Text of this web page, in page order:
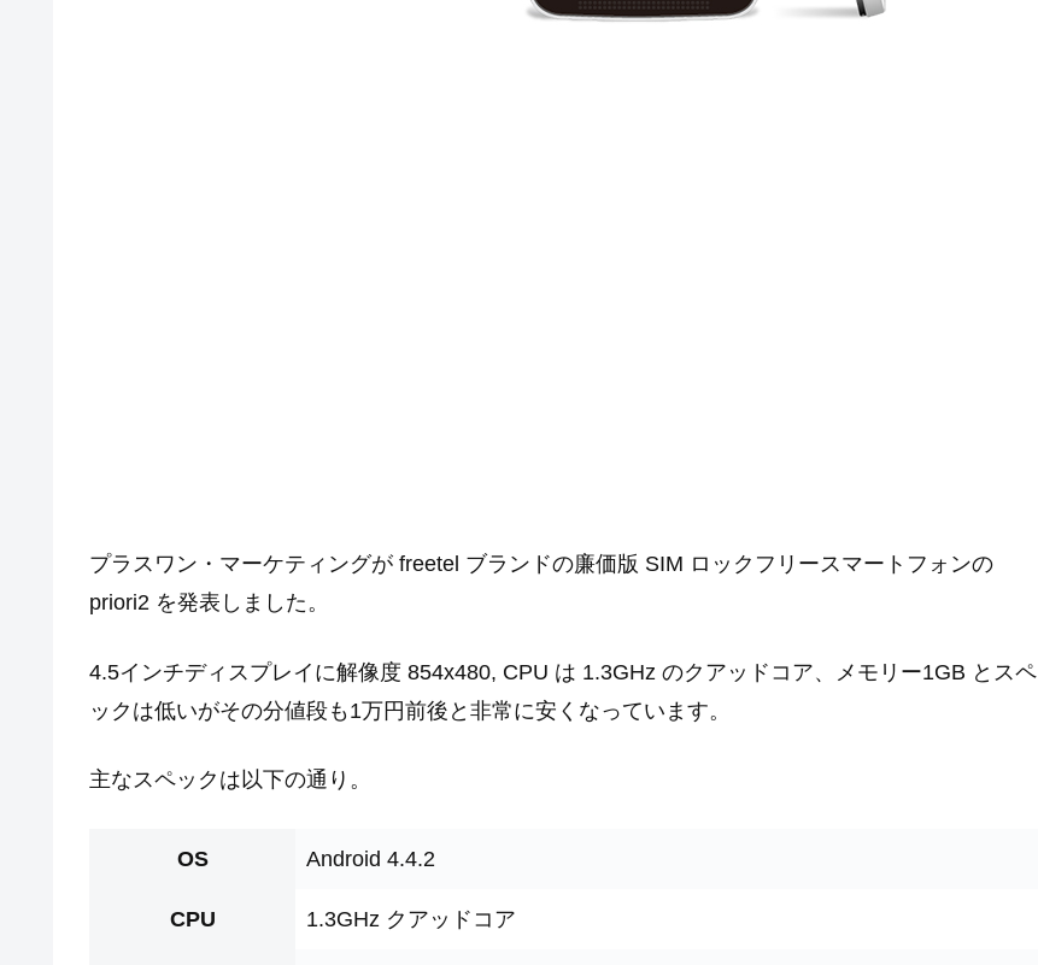
プラスワン・マーケティングが freetel ブランドの廉価版 SIM ロックフリースマートフォンの
priori2 を発表しました。
4.5インチディスプレイに解像度 854x480, CPU は 1.3GHz のクアッドコア、メモリー1GB とスペ
ックは低いがその分値段も1万円前後と非常に安くなっています。
主なスペックは以下の通り。
OS Android 4.4.2
CPU 1.3GHz クアッドコア